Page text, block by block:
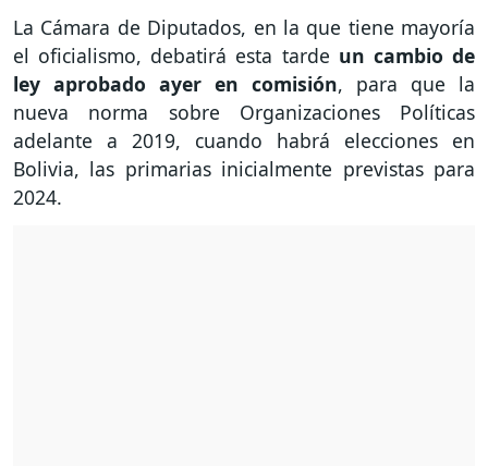
La Cámara de Diputados, en la que tiene mayoría
el oficialismo, debatirá esta tarde un cambio de
ley aprobado ayer en comisión, para que la
nueva norma sobre Organizaciones Políticas
adelante a 2019, cuando habrá elecciones en
Bolivia, las primarias inicialmente previstas para
2024.